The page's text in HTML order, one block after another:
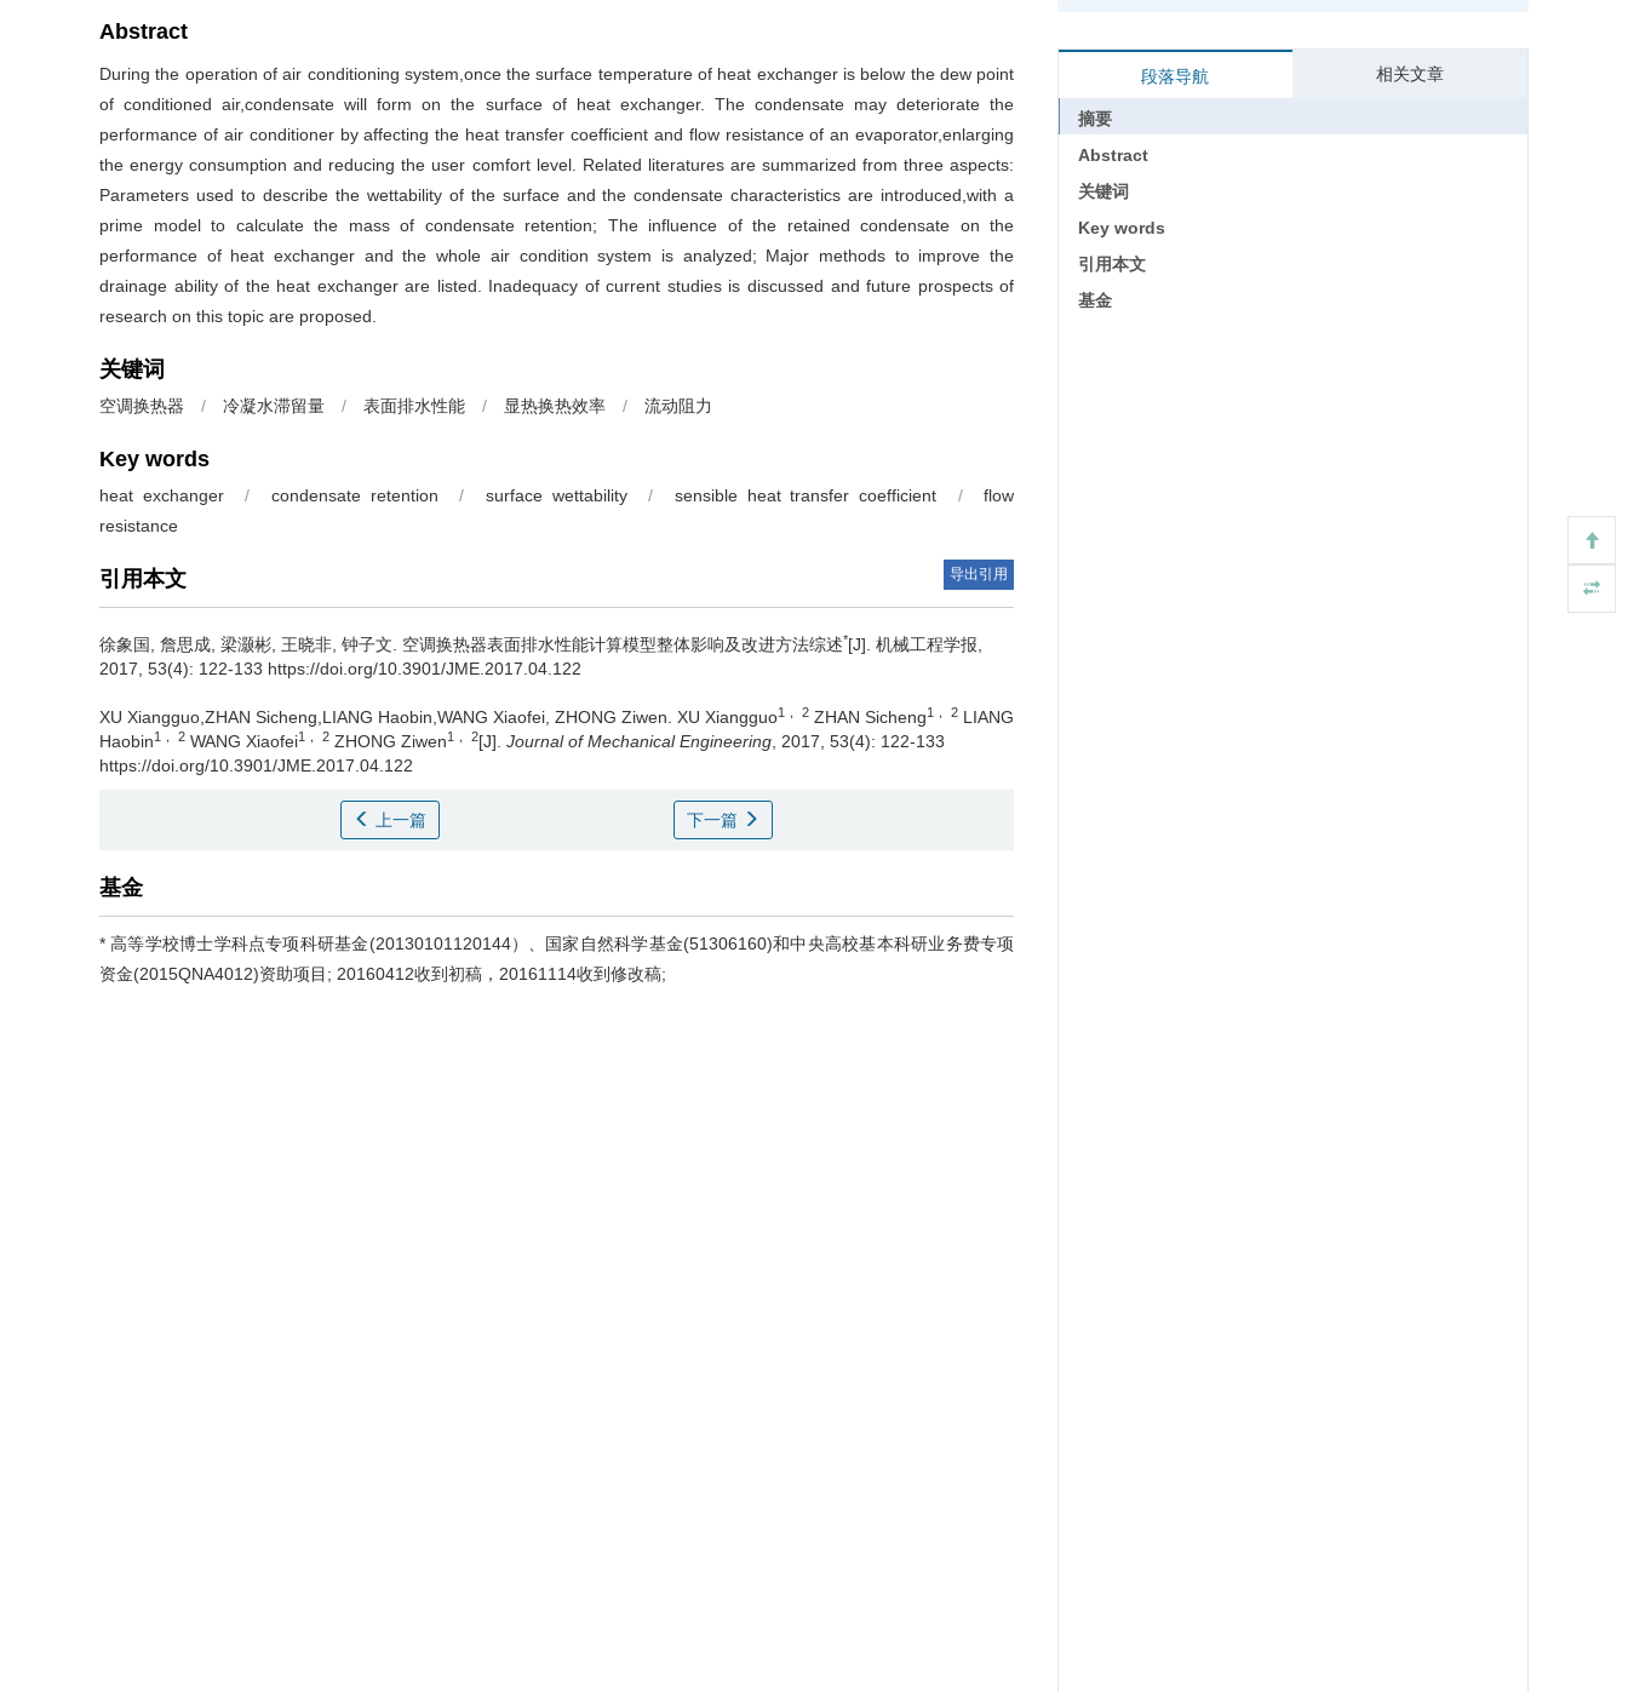
Abstract
During the operation of air conditioning system,once the surface temperature of heat exchanger is below the dew point
of conditioned air,condensate will form on the surface of heat exchanger. The condensate may deteriorate the
performance of air conditioner by affecting the heat transfer coefficient and flow resistance of an evaporator,enlarging
the energy consumption and reducing the user comfort level. Related literatures are summarized from three aspects:
Parameters used to describe the wettability of the surface and the condensate characteristics are introduced,with a
prime model to calculate the mass of condensate retention; The influence of the retained condensate on the
performance of heat exchanger and the whole air condition system is analyzed; Major methods to improve the
drainage ability of the heat exchanger are listed. Inadequacy of current studies is discussed and future prospects of
research on this topic are proposed.
关键词
空调换热器 / 冷凝水滞留量 / 表面排水性能 / 显热换热效率 / 流动阻力
Key words
heat exchanger / condensate retention / surface wettability / sensible heat transfer coefficient /
flow
resistance
引用本文 导出引用
徐象国, 詹思成, 梁灏彬, 王晓非, 钟子文. 空调换热器表面排水性能计算模型整体影响及改进方法综述*[J]. 机械工程学报,
2017, 53(4): 122-133 https://doi.org/10.3901/JME.2017.04.122
XU Xiangguo,ZHAN Sicheng,LIANG Haobin,WANG Xiaofei, ZHONG Ziwen. XU Xiangguo1， 2 ZHAN Sicheng1， 2 LIANG
Haobin1， 2 WANG Xiaofei1， 2 ZHONG Ziwen1， 2[J]. Journal of Mechanical Engineering , 2017, 53(4): 122-133
https://doi.org/10.3901/JME.2017.04.122
上一篇 下一篇
基金
* 高等学校博士学科点专项科研基金(20130101120144）、国家自然科学基金(51306160)和中央高校基本科研业务费专项
资金(2015QNA4012)资助项目; 20160412收到初稿，20161114收到修改稿;
段落导航 相关文章
摘要
Abstract
关键词
Key words
引用本文
基金